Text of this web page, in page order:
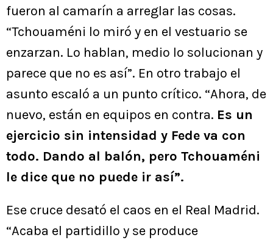
fueron al camarín a arreglar las cosas.
“Tchouaméni lo miró y en el vestuario se
enzarzan. Lo hablan, medio lo solucionan y
parece que no es así”. En otro trabajo el
asunto escaló a un punto crítico. “Ahora, de
nuevo, están en equipos en contra. Es un
ejercicio sin intensidad y Fede va con
todo. Dando al balón, pero Tchouaméni
le dice que no puede ir así”.
Ese cruce desató el caos en el Real Madrid.
“Acaba el partidillo y se produce